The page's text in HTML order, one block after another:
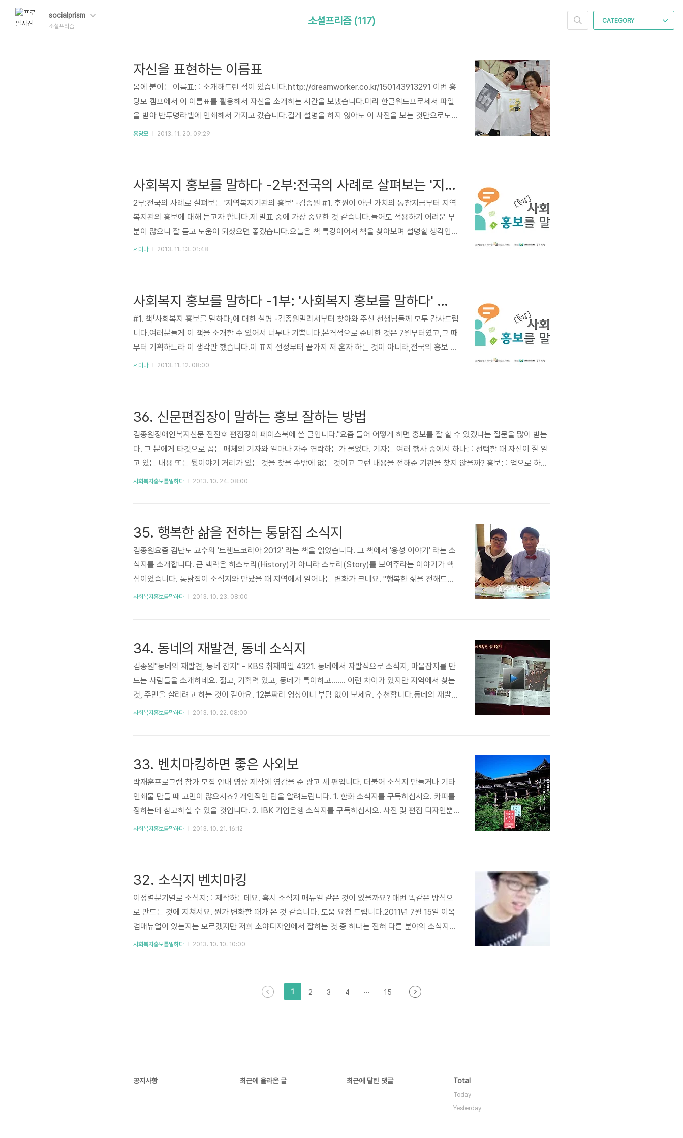
socialprism
소셜프리즘
CATEGORY
소셜프리즘 (117)
자신을 표현하는 이름표
몸에 붙이는 이름표를 소개해드린 적이 있습니다.http://dreamworker.co.kr/150143913291 이번 홍
당모 캠프에서 이 이름표를 활용해서 자신을 소개하는 시간을 보냈습니다.미리 한글워드프로세서 파일
을 받아 반투명라벨에 인쇄해서 가지고 갔습니다.길게 설명을 하지 않아도 이 사진을 보는 것만으로도
어떻게 진행했는지 아실 겁니다.사진을 올릴께요.
홍당모 2013. 11. 20. 09:29
사회복지 홍보를 말하다 -2부:전국의 사례로 살펴보는 '지역복지기관의 홍보'
2부:전국의 사례로 살펴보는 '지역복지기관의 홍보' -김종원 #1. 후원이 아닌 가치의 동참지금부터 지역
복지관의 홍보에 대해 듣고자 합니다.제 발표 중에 가장 중요한 것 같습니다.들어도 적용하기 어려운 부
분이 많으니 잘 듣고 도움이 되셨으면 좋겠습니다.오늘은 책 특강이어서 책을 찾아보며 설명할 생각입니
다.함께 읽어나가며 오늘 시간을 보냈으면 좋겠습니다. 앞에서 가치와 방향성에 대해 많이 말해주셨는
니다. 한 환경..
세미나 2013. 11. 13. 01:48
사회복지 홍보를 말하다 -1부: '사회복지 홍보를 말하다' 의미와 내용
#1. 책「사회복지 홍보를 말하다」에 대한 설명 -김종원멀리서부터 찾아와 주신 선생님들께 모두 감사드립
니다.여러분들게 이 책을 소개할 수 있어서 너무나 기쁩니다.본격적으로 준비한 것은 7월부터였고,그 때
부터 기획하느라 이 생각만 했습니다.이 표지 선정부터 끝가지 저 혼자 하는 것이 아니라,전국의 홍보 담
당자 선생님들과 논의하면서 함께 만들었습니다.그래서 11월 19일 사회복지사협회를 통해서 3권의 책
새로운 버전으..
세미나 2013. 11. 12. 08:00
36. 신문편집장이 말하는 홍보 잘하는 방법
김종원장애인복지신문 전진호 편집장이 페이스북에 쓴 글입니다."요즘 들어 어떻게 하면 홍보를 잘 할 수 있겠냐는 질문을 많이 받는
다. 그 분에게 타깃으로 꼽는 매체의 기자와 얼마나 자주 연락하는가 물었다. 기자는 여러 행사 중에서 하나를 선택할 때 자신이 잘 알
고 있는 내용 또는 뒷이야기 거리가 있는 것을 찾을 수밖에 없는 것이고 그런 내용을 전해준 기관을 찾지 않을까? 홍보를 업으로 하면
서 관련 매체 기자에게 급하게 보도 자료만 보냈지, 직접 전화 한 통조차 하지 않고 홍보가 잘 되기를 기대하지 말라고 했다. 의도적으
사회복지홍보를말하다 2013. 10. 24. 08:00
35. 행복한 삶을 전하는 통닭집 소식지
김종원요즘 김난도 교수의 '트렌드코리아 2012' 라는 책을 읽었습니다. 그 책에서 '용성 이야기' 라는 소
식지를 소개합니다. 큰 맥락은 히스토리(History)가 아니라 스토리(Story)를 보여주라는 이야기가 핵
심이었습니다. 통닭집이 소식지와 만났을 때 지역에서 일어나는 변화가 크네요. "행복한 삶을 전해드립
니다"통닭집 손님 편지 모아 만든 지역소식지 '용성이야기' "인생의 힘을 얻었다는 손님들 편지에 가슴이
사회복지홍보를말하다 2013. 10. 23. 08:00
34. 동네의 재발견, 동네 소식지
김종원"동네의 재발견, 동네 잡지" - KBS 취재파일 4321. 동네에서 자발적으로 소식지, 마을잡지를 만
드는 사람들을 소개하네요. 젊고, 기획력 있고, 동네가 특이하고……. 이런 차이가 있지만 지역에서 찾는
것, 주민을 살리려고 하는 것이 같아요. 12분짜리 영상이니 부담 없이 보세요. 추천합니다.동네의 재발
견, 동네잡지취재파일 4321, 동네의 재발견, 동네잡지 2011년 11월 4일 김현우저도 우연히 봤는데 참
사회복지홍보를말하다 2013. 10. 22. 08:00
33. 벤치마킹하면 좋은 사외보
박재훈프로그램 참가 모집 안내 영상 제작에 영감을 준 광고 세 편입니다. 더불어 소식지 만들거나 기타
인쇄물 만들 때 고민이 많으시죠? 개인적인 팁을 알려드립니다. 1. 한화 소식지를 구독하십시오. 카피를
정하는데 참고하실 수 있을 것입니다. 2. IBK 기업은행 소식지를 구독하십시오. 사진 및 편집 디자인뿐
만 아니라, 내용도 재미있습니다. 3. 한국타이어 굴렁쇠를 구독하십시오. 타이어라는 한 주제로 스토리
사회복지홍보를말하다 2013. 10. 21. 16:12
32. 소식지 벤치마킹
이정렬분기별로 소식지를 제작하는데요. 혹시 소식지 매뉴얼 같은 것이 있을까요? 매번 똑같은 방식으
로 만드는 것에 지쳐서요. 뭔가 변화할 때가 온 것 같습니다. 도움 요청 드립니다.2011년 7월 15일 이옥
겸매뉴얼이 있는지는 모르겠지만 저희 소야디자인에서 잘하는 것 중 하나는 전혀 다른 분야의 소식지를
접하는 것입니다. 같은 분야의 내용을 보면 거기서 거기입니다. 차라리 복지가 아닌 패션 잡지, 디자인 잡
요. 서재민저 역시 소식지를 잘 만들기 위해서는 다른 소식지를 많이 보는 것이 중요하다고 생각합니다..
사회복지홍보를말하다 2013. 10. 10. 10:00
1 2 3 4 ··· 15
공지사항 최근에 올라온 글 최근에 달린 댓글 Total
Today
Yesterday